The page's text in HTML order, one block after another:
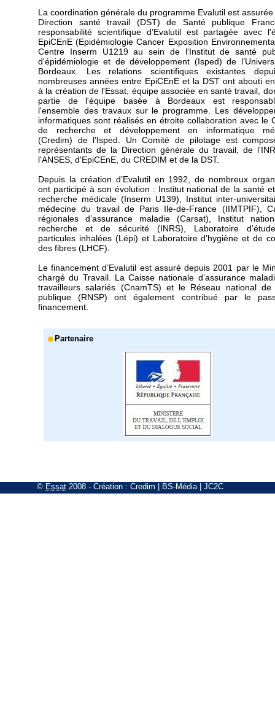
La coordination générale du programme Evalutil est
Direction santé travail (DST) de Santé publique
responsabilité scientifique d’Evalutil est partagée avec
EpiCEnE (Epidémiologie Cancer Exposition
Centre Inserm U1219 au sein de l'Institut de santé
d'épidémiologie et de développement (Isped) de
Bordeaux. Les relations scientifiques existantes
nombreuses années entre EpiCEnE et la DST ont abouti
à la création de l'Essat, équipe associée en santé travail,
partie de l'équipe basée à Bordeaux est
l'ensemble des travaux sur le programme. Les
informatiques sont réalisés en étroite collaboration avec le
de recherche et développement en informatique
(Credim) de l’Isped. Un Comité de pilotage est
représentants de la Direction générale du travail, de
l'ANSES, d'EpiCEnE, du CREDIM et de la DST.
Depuis la création d’Evalutil en 1992, de nombreux
ont participé à son évolution : Institut national de la santé
recherche médicale (Inserm U139), Institut inter-
médecine du travail de Paris Ile-de-France (IIMTPIF),
régionales d’assurance maladie (Carsat), Institut
recherche et de sécurité (INRS), Laboratoire
particules inhalées (Lépi) et Laboratoire d’hygiène et de
des fibres (LHCF).
Le financement d’Evalutil est assuré depuis 2001 par le
chargé du Travail. La Caisse nationale d’assurance
travailleurs salariés (CnamTS) et le Réseau national de
publique (RNSP) ont également contribué par le
financement.
Partenaire
© Essat 2008 - Création : Credim BS-Média JC2C